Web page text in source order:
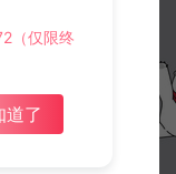
（仅限终
道了